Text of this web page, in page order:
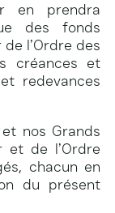
en prendra
des fonds
l’Ordre des
créances et
redevances
nos Grands
et de l’Ordre
chacun en
du présent